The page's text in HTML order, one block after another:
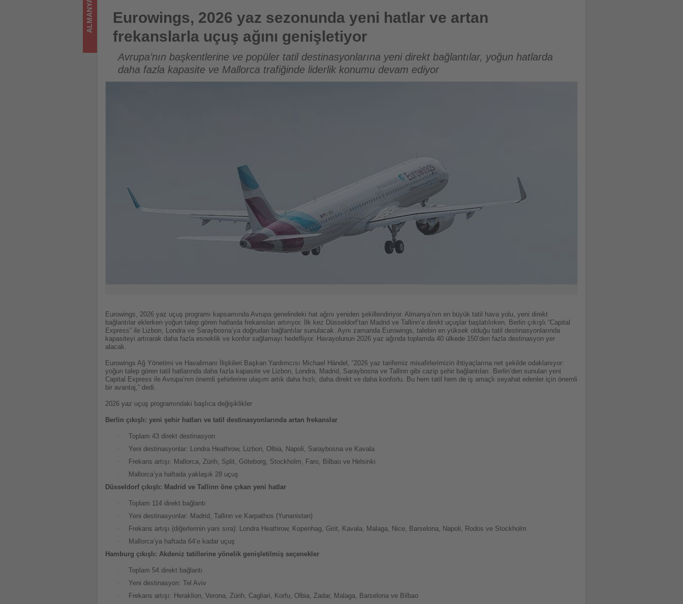
genişletiyor
Eurowings, 2026 yaz sezonunda yeni hatlar ve artan frekanslarla uçuş ağını genişletiyor
ALMANYA
Eurowings, 2026 yaz sezonunda yeni hatlar ve artan
frekanslarla uçuş ağını genişletiyor
Avrupa’nın başkentlerine ve popüler tatil destinasyonlarına yeni direkt bağlantılar, yoğun hatlarda
daha fazla kapasite ve Mallorca trafiğinde liderlik konumu devam ediyor
Eurowings, 2026 yaz uçuş programı kapsamında Avrupa genelindeki hat ağını yeniden şekillendiriyor. Almanya’nın en büyük tatil hava yolu, yeni direkt
bağlantılar eklerken yoğun talep gören hatlarda frekansları artırıyor. İlk kez Düsseldorf’tan Madrid ve Tallinn’e direkt uçuşlar başlatılırken, Berlin çıkışlı “Capital
Express” ile Lizbon, Londra ve Saraybosna’ya doğrudan bağlantılar sunulacak. Aynı zamanda Eurowings, talebin en yüksek olduğu tatil destinasyonlarında
kapasiteyi artırarak daha fazla esneklik ve konfor sağlamayı hedefliyor. Havayolunun 2026 yaz ağında toplamda 40 ülkede 150’den fazla destinasyon yer
alacak.
Eurowings Ağ Yönetimi ve Havalimanı İlişkileri Başkan Yardımcısı Michael Händel, “2026 yaz tarifemiz misafirlerimizin ihtiyaçlarına net şekilde odaklanıyor:
yoğun talep gören tatil hatlarında daha fazla kapasite ve Lizbon, Londra, Madrid, Saraybosna ve Tallinn gibi cazip şehir bağlantıları. Berlin’den sunulan yeni
Capital Express ile Avrupa’nın önemli şehirlerine ulaşım artık daha hızlı, daha direkt ve daha konforlu. Bu hem tatil hem de iş amaçlı seyahat edenler için önemli
bir avantaj,” dedi.
2026 yaz uçuş programındaki başlıca değişiklikler
Berlin çıkışlı: yeni şehir hatları ve tatil destinasyonlarında artan frekanslar
·
Toplam 43 direkt destinasyon
·
Yeni destinasyonlar: Londra Heathrow, Lizbon, Olbia, Napoli, Saraybosna ve Kavala
·
Frekans artışı: Mallorca, Zürih, Split, Göteborg, Stockholm, Faro, Bilbao ve Helsinki
·
Mallorca’ya haftada yaklaşık 28 uçuş
Düsseldorf çıkışlı: Madrid ve Tallinn öne çıkan yeni hatlar
·
Toplam 114 direkt bağlantı
·
Yeni destinasyonlar: Madrid, Tallinn ve Karpathos (Yunanistan)
·
Frekans artışı (diğerlerinin yanı sıra): Londra Heathrow, Kopenhag, Girit, Kavala, Malaga, Nice, Barselona, Napoli, Rodos ve Stockholm
·
Mallorca’ya haftada 64’e kadar uçuş
Hamburg çıkışlı: Akdeniz tatillerine yönelik genişletilmiş seçenekler
·
Toplam 54 direkt bağlantı
·
Yeni destinasyon: Tel Aviv
·
Frekans artışı: Heraklion, Verona, Zürih, Cagliari, Korfu, Olbia, Zadar, Malaga, Barselona ve Bilbao